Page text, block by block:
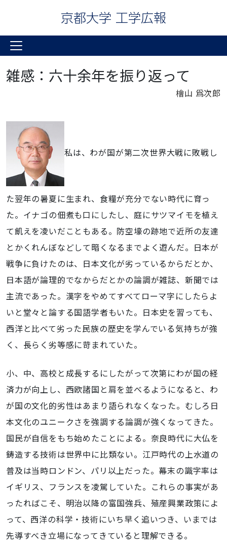
雑感：六十余年を振り返って
檜山 爲次郎
私は、わが国が第二次世界大戦に敗戦し
た翌年の暑夏に生まれ、食糧が充分でない時代に育っ
た。イナゴの佃煮も口にしたし、庭にサツマイモを植え
て飢えを凌いだこともある。防空壕の跡地で近所の友達
とかくれんぼなどして暗くなるまでよく遊んだ。日本が
戦争に負けたのは、日本文化が劣っているからだとか、
日本語が論理的でなからだとかの論調が雑誌、新聞では
主流であった。漢字をやめてすべてローマ字にしたらよ
いと堂々と論する国語学者もいた。日本史を習っても、
西洋と比べて劣った民族の歴史を学んでいる気持ちが強
く、長らく劣等感に苛まれていた。
小、中、高校と成長するにしたがって次第にわが国の経
済力が向上し、西欧諸国と肩を並べるようになると、わ
が国の文化的劣性はあまり語られなくなった。むしろ日
本文化のユニークさを強調する論調が強くなってきた。
国民が自信をもち始めたことによる。奈良時代に大仏を
鋳造する技術は世界中に比類ない。江戸時代の上水道の
普及は当時ロンドン、パリ以上だった。幕末の識字率は
イギリス、フランスを凌駕していた。これらの事実があ
ったればこそ、明治以降の富国強兵、殖産興業政策によ
って、西洋の科学・技術にいち早く追いつき、いまでは
先導すべき立場になってきていると理解できる。